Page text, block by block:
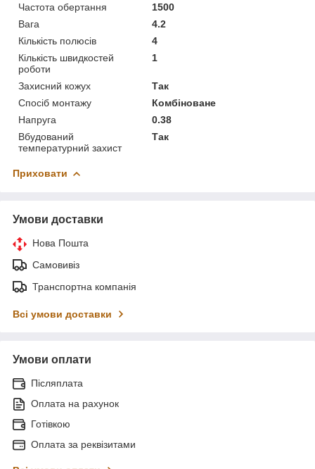
Частота обертання
1500
Вага
4.2
Кількість полюсів
4
Кількість швидкостей
роботи
1
Захисний кожух
Так
Спосіб монтажу
Комбіноване
Напруга
0.38
Вбудований
температурний захист
Так
Приховати
Умови доставки
Нова Пошта
Самовивіз
Транспортна компанія
Всі умови доставки
Умови оплати
Післяплата
Оплата на рахунок
Готівкою
Оплата за реквізитами